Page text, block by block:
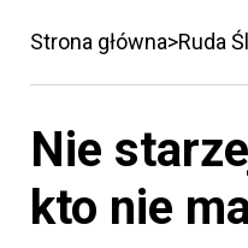
Strona główna Ruda
Nie
kto nie